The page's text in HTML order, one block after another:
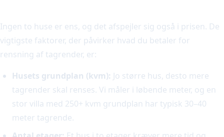
Ingen to huse er ens, og det afspejler sig også i prisen. De
vigtigste faktorer, der påvirker hvad du betaler for
rensning af tagrender, er:
Husets grundplan (kvm): Jo større hus, desto mere
tagrender skal renses. Vi måler i løbende meter, og en
stor villa med 250+ kvm grundplan har typisk 30–40
meter tagrende.